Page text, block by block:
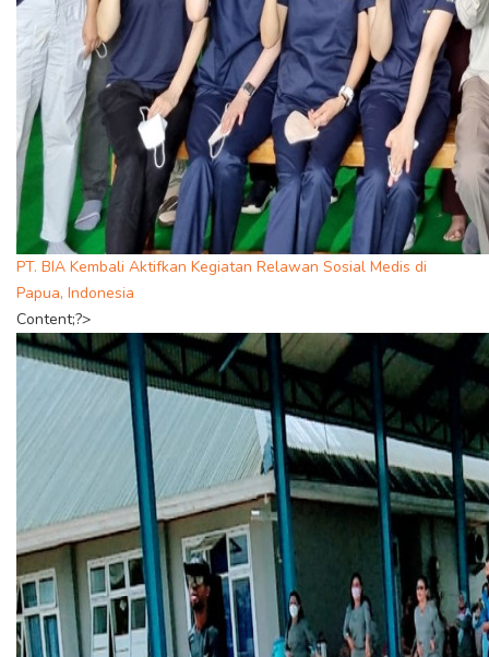
PT. BIA Kembali Aktifkan Kegiatan Relawan Sosial Medis di
Papua, Indonesia
Content;?>